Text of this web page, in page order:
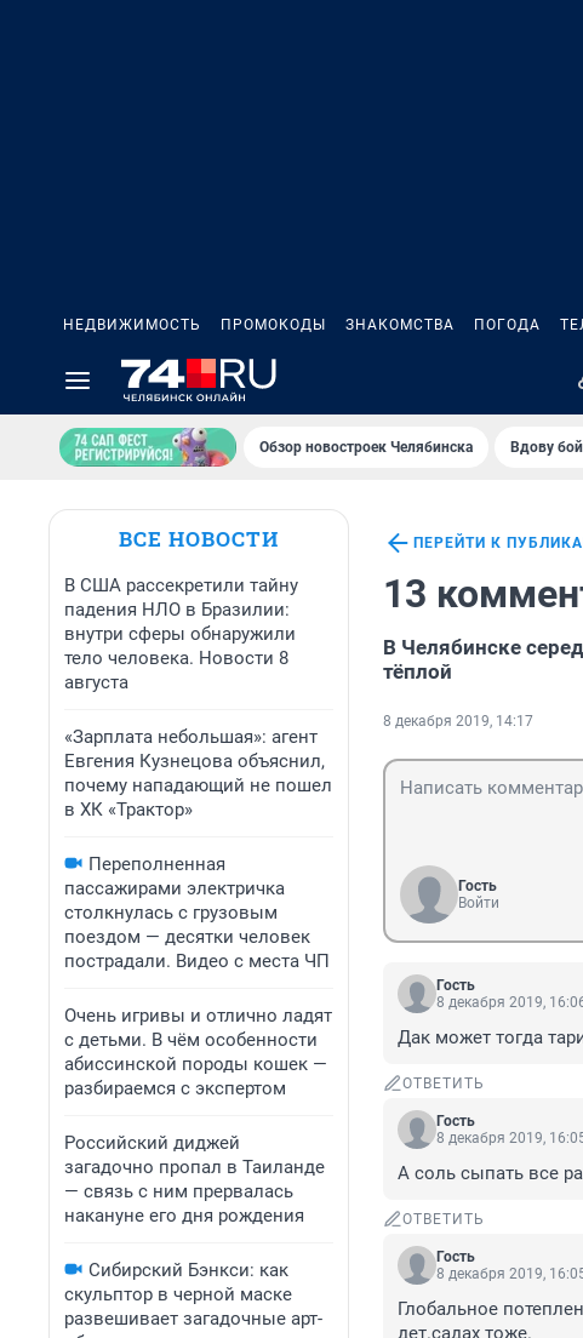
НЕДВИЖИМОСТЬ ПРОМОКОДЫ ЗНАКОМСТВА ПОГОДА
Обзор новостроек Челябинска Вдову
ВСЕ НОВОСТИ
В США рассекретили тайну
падения НЛО в Бразилии:
внутри сферы обнаружили
тело человека. Новости 8
августа
«Зарплата небольшая»: агент
Евгения Кузнецова объяснил,
почему нападающий не пошел
в ХК «Трактор»
Переполненная
пассажирами электричка
столкнулась с грузовым
поездом — десятки человек
пострадали. Видео с места ЧП
Очень игривы и отлично ладят
с детьми. В чём особенности
абиссинской породы кошек —
разбираемся с экспертом
Российский диджей
загадочно пропал в Таиланде
— связь с ним прервалась
накануне его дня рождения
Сибирский Бэнкси: как
скульптор в черной маске
развешивает загадочные арт-
ПЕРЕЙТИ К
13
В Челябинске
тёплой
8 декабря 2019, 14:17
Гость
Войти
Гость
8 декабря 2019,
Дак может тогда
ОТВЕТИТЬ
Гость
8 декабря 2019,
А соль сыпать все
ОТВЕТИТЬ
Гость
8 декабря 2019,
Глобальное
дет.садах тоже.